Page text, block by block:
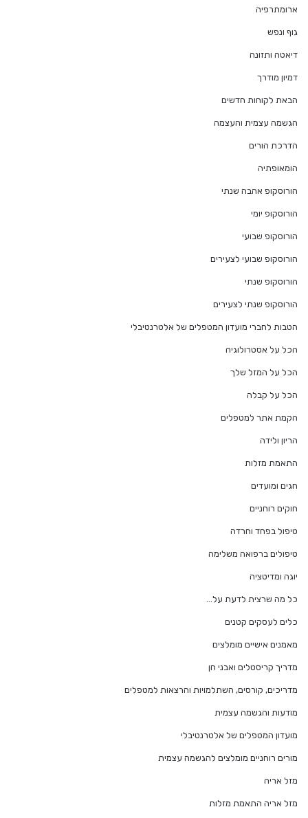
ארומתרפיה
גוף ונפש
דיאטה ותזונה
דמיון מודרך
הבאת לקוחות חדשים
הגשמה עצמית והעצמה
הדרכת הורים
הומאופתיה
הורוסקופ אהבה שנתי
הורוסקופ יומי
הורוסקופ שבועי
הורוסקופ שבועי לצעירים
הורוסקופ שנתי
הורוסקופ שנתי לצעירים
הטבות לחברי מועדון המטפלים של אלטרנטיבלי
הכל על אסטרולוגיה
הכל על המזל שלך
הכל על קבלה
הקמת אתר למטפלים
הריון ולידה
התאמת מזלות
חגים ומועדים
חוקים רוחניים
טיפול בפחד וחרדה
טיפולים ברפואה משלימה
יוגה ומדיטציה
כל מה שרצית לדעת על…
כלים לעסקים קטנים
מאמנים אישיים מומלצים
מדריך קריסטלים ואבני חן
מדריכים, קורסים, השתלמויות והרצאות למטפלים
מודעות והגשמה עצמית
מועדון המטפלים של אלטרנטיבלי
מורים רוחניים מומלצים להגשמה עצמית
מזל אריה
מזל אריה התאמת מזלות